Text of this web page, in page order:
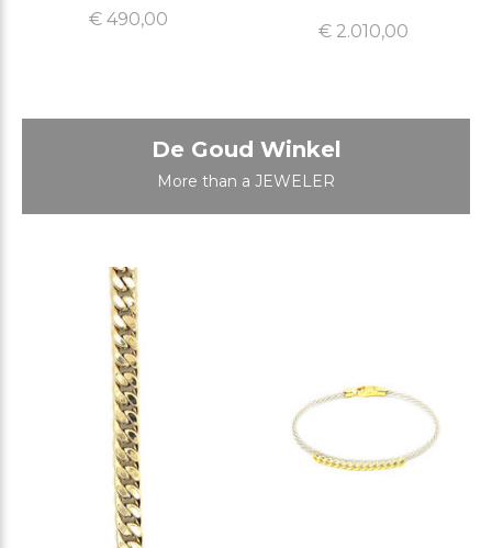
€ 490,00
€ 2.010,00
De Goud Winkel
More than a JEWELER